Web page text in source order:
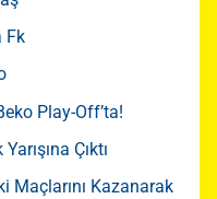
Fk
Play-Off’ta!
Çıktı
Maçlarını Kazanarak